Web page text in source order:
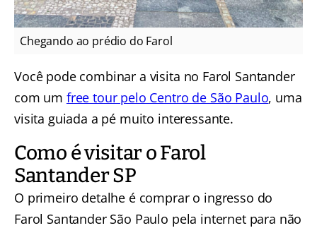
Chegando ao prédio do Farol
Você pode combinar a visita no Farol Santander
com um free tour pelo Centro de São Paulo, uma
visita guiada a pé muito interessante.
Como é visitar o Farol
Santander SP
O primeiro detalhe é comprar o ingresso do
Farol Santander São Paulo pela internet para não